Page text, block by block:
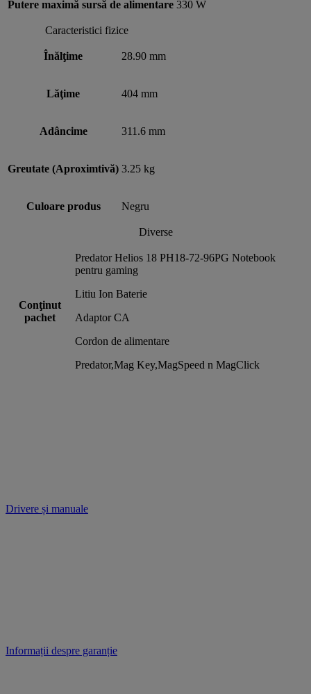
Putere maximă sursă de alimentare 330 W
Caracteristici fizice
Înălţime 28.90 mm
Lăţime 404 mm
Adâncime 311.6 mm
Greutate (Aproximtivă) 3.25 kg
Culoare produs Negru
Diverse
Conţinut
pachet
Predator Helios 18 PH18-72-96PG Notebook
pentru gaming
Litiu Ion Baterie
Adaptor CA
Cordon de alimentare
Predator,Mag Key,MagSpeed n MagClick
Drivere și manuale
Informații despre garanție